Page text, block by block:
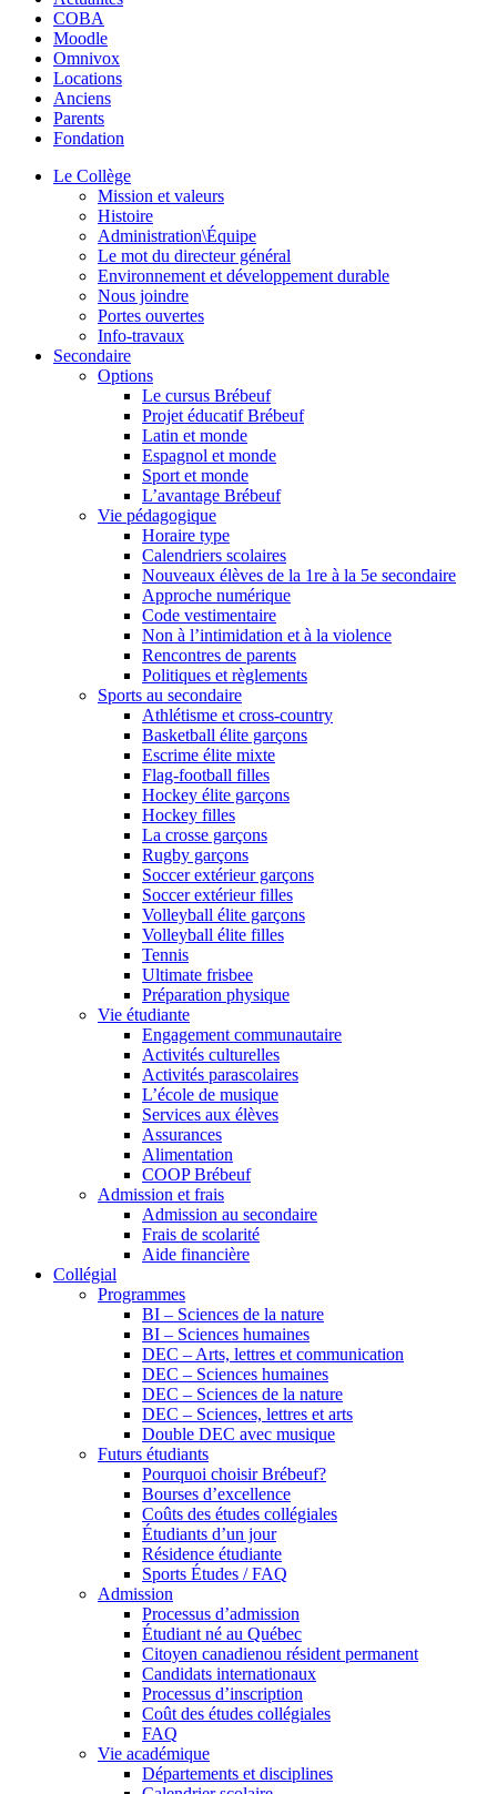
COBA
Moodle
Omnivox
Locations
Anciens
Parents
Fondation
Le Collège
Mission et valeurs
Histoire
Administration\Équipe
Le mot du directeur général
Environnement et développement durable
Nous joindre
Portes ouvertes
Info-travaux
Secondaire
Options
Le cursus Brébeuf
Projet éducatif Brébeuf
Latin et monde
Espagnol et monde
Sport et monde
L’avantage Brébeuf
Vie pédagogique
Horaire type
Calendriers scolaires
Nouveaux élèves de la 1re à la 5e secondaire
Approche numérique
Code vestimentaire
Non à l’intimidation et à la violence
Rencontres de parents
Politiques et règlements
Sports au secondaire
Athlétisme et cross-country
Basketball élite garçons
Escrime élite mixte
Flag-football filles
Hockey élite garçons
Hockey filles
La crosse garçons
Rugby garçons
Soccer extérieur garçons
Soccer extérieur filles
Volleyball élite garçons
Volleyball élite filles
Tennis
Ultimate frisbee
Préparation physique
Vie étudiante
Engagement communautaire
Activités culturelles
Activités parascolaires
L’école de musique
Services aux élèves
Assurances
Alimentation
COOP Brébeuf
Admission et frais
Admission au secondaire
Frais de scolarité
Aide financière
Collégial
Programmes
BI – Sciences de la nature
BI – Sciences humaines
DEC – Arts, lettres et communication
DEC – Sciences humaines
DEC – Sciences de la nature
DEC – Sciences, lettres et arts
Double DEC avec musique
Futurs étudiants
Pourquoi choisir Brébeuf?
Bourses d’excellence
Coûts des études collégiales
Étudiants d’un jour
Résidence étudiante
Sports Études / FAQ
Admission
Processus d’admission
Étudiant né au Québec
Citoyen canadienou résident permanent
Candidats internationaux
Processus d’inscription
Coût des études collégiales
FAQ
Vie académique
Départements et disciplines